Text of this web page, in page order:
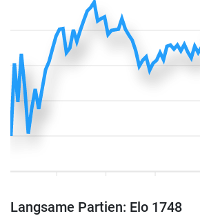
Langsame Partien: Elo 1748